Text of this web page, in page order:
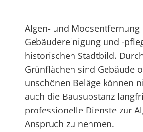
Algen- und
Gebäudereinigung und -
historischen Stadtbild.
Grünflächen sind Gebäude
unschönen Beläge können
auch die Bausubstanz
professionelle Dienste zur
Anspruch zu nehmen.